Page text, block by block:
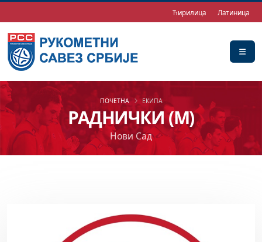
Ћирилица Латиница
РАДНИЧКИ (М)
Нови Сад
ПОЧЕТНА ЕКИПА